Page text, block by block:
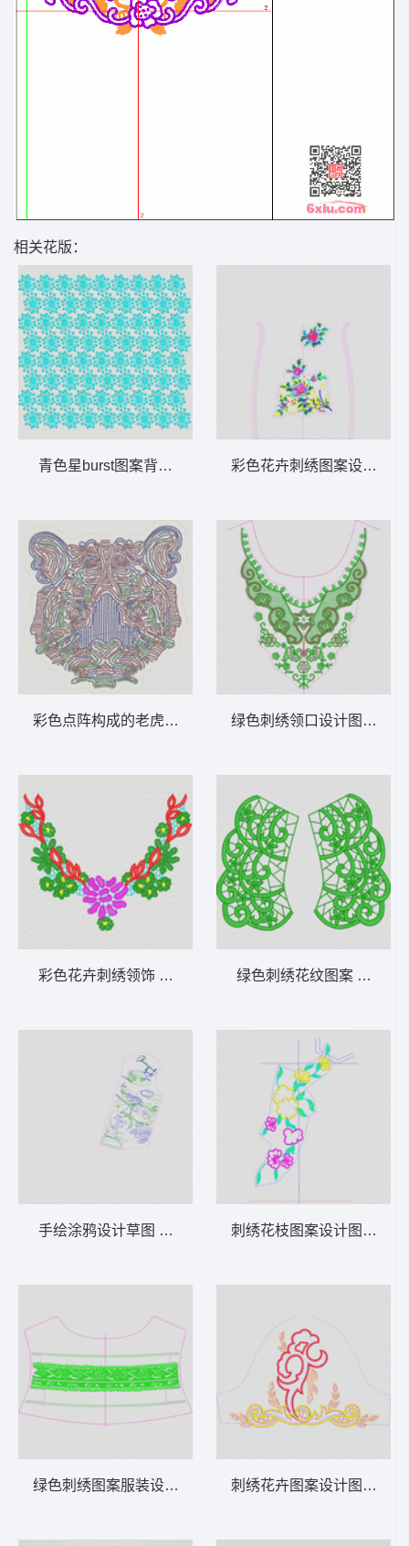
相关花版：
青色星burst图案背景 匹绣
彩色点阵构成的老虎图案 亮片 老虎头珠片
彩色花卉刺绣领饰 水溶领
手绘涂鸦设计草图 抽象字母卡通
绿色刺绣图案服装设计图 似提花带条
彩色花卉刺绣图案设计图
绿色刺绣领口设计图 亮片
绿色刺绣花纹图案 水溶肩
刺绣花枝图案设计图 贴布
刺绣花卉图案设计图 贴布